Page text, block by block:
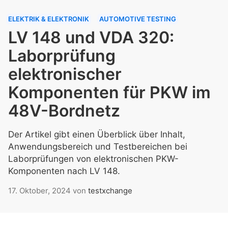
ELEKTRIK & ELEKTRONIK AUTOMOTIVE TESTING
LV 148 und VDA 320:
Laborprüfung
elektronischer
Komponenten für PKW im
48V-Bordnetz
Der Artikel gibt einen Überblick über Inhalt,
Anwendungsbereich und Testbereichen bei
Laborprüfungen von elektronischen PKW-
Komponenten nach LV 148.
17. Oktober, 2024 von testxchange